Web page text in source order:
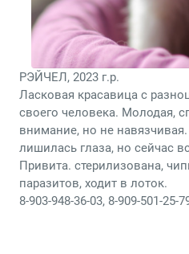
РЭЙЧЕЛ, 2023 г.р.
Ласковая красавица с
своего человека. Молодая,
внимание, но не навязчивая.
лишилась глаза, но сейчас
Привита. стерилизована,
паразитов, ходит в лоток.
8-903-948-36-03, 8-909-501-25-